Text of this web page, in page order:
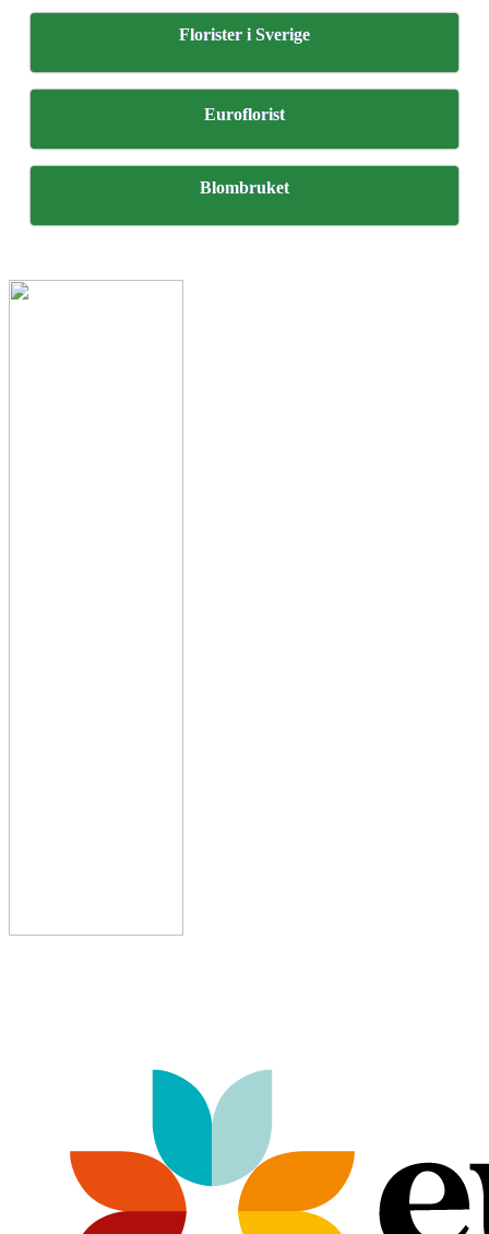
Florister i Sverige
Euroflorist
Blombruket